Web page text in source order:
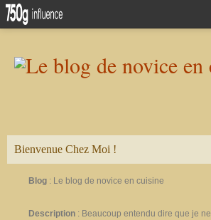
Bienvenue Chez Moi !
Blog : Le blog de novice en cuisine
Description : Beaucoup entendu dire que je ne